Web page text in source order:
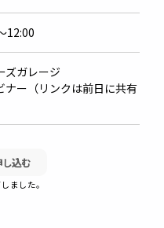
12:00
ズガレージ
ー（リンクは前日に共有
込む
ました。